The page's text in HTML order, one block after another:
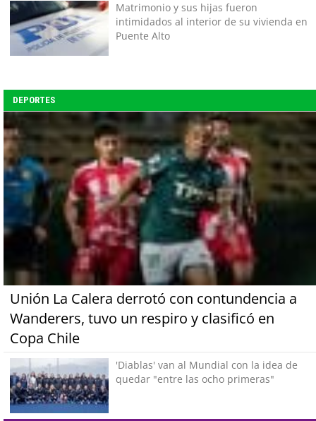
Matrimonio y sus hijas fueron
intimidados al interior de su vivienda en
Puente Alto
DEPORTES
Unión La Calera derrotó con contundencia a
Wanderers, tuvo un respiro y clasificó en
Copa Chile
'Diablas' van al Mundial con la idea de
quedar "entre las ocho primeras"